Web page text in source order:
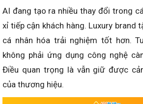
AI đang tạo ra nhiều thay đổi trong
xỉ tiếp cận khách hàng. Luxury brand
cá nhân hóa trải nghiệm tốt hơn.
không phải ứng dụng công nghệ
Điều quan trọng là vẫn giữ được
của thương hiệu.